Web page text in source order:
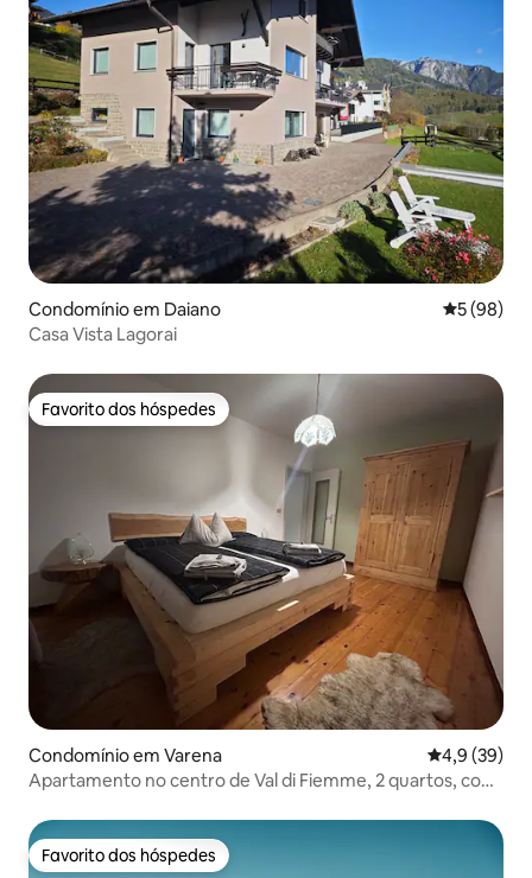
Condomínio em Daiano
5 (98)
Casa Vista Lagorai
Favorito dos hóspedes
Favorito dos hóspedes
Condomínio em Varena
4,9 (39)
Apartamento no centro de Val di Fiemme, 2 quartos, com
Favorito dos hóspedes
Favorito dos hóspedes